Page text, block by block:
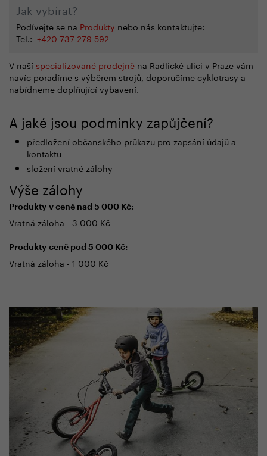
Jak vybírat?
Podívejte se na Produkty nebo nás kontaktujte:
Tel.: +420 737 279 592
V naší specializované prodejně na Radlické ulici v Praze vám
navíc poradíme s výběrem strojů, doporučíme cyklotrasy a
nabídneme doplňující vybavení.
A jaké jsou podmínky zapůjčení?
předložení občanského průkazu pro zapsání údajů a
kontaktu
složení vratné zálohy
Výše zálohy
Produkty v ceně nad 5 000 Kč:
Vratná záloha - 3 000 Kč
Produkty ceně pod 5 000 Kč:
Vratná záloha - 1 000 Kč